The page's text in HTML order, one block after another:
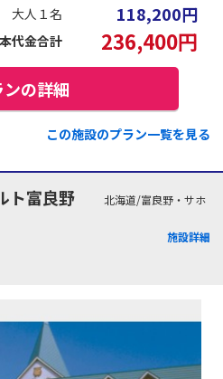
大人１名 118,200円
代金合計 236,400円
ンの詳細
この施設のプラン一覧を見る
ト富良野
北海道/富良野・サホ
施設詳細